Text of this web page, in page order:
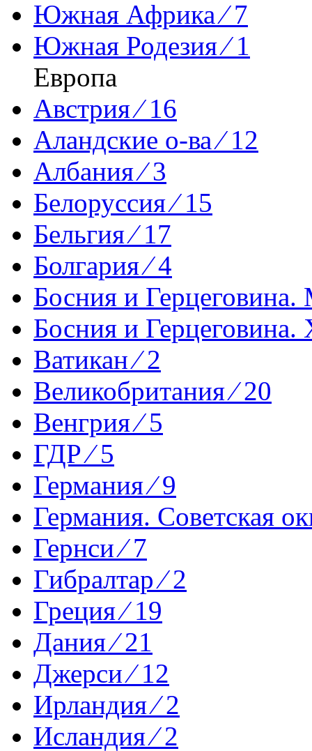
Южная Африка ⁄ 7
Южная Родезия ⁄ 1
Европа
Австрия ⁄ 16
Аландские о-ва ⁄ 12
Албания ⁄ 3
Белоруссия ⁄ 15
Бельгия ⁄ 17
Болгария ⁄ 4
Босния и
Босния и Герцеговина.
Ватикан ⁄ 2
Великобритания ⁄ 20
Венгрия ⁄ 5
ГДР ⁄ 5
Германия ⁄ 9
Германия. Советская
Гернси ⁄ 7
Гибралтар ⁄ 2
Греция ⁄ 19
Дания ⁄ 21
Джерси ⁄ 12
Ирландия ⁄ 2
Исландия ⁄ 2